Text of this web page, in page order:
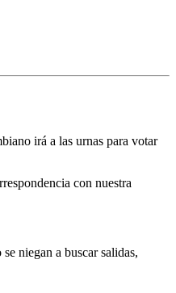
irá a las urnas para votar
con nuestra
niegan a buscar salidas,